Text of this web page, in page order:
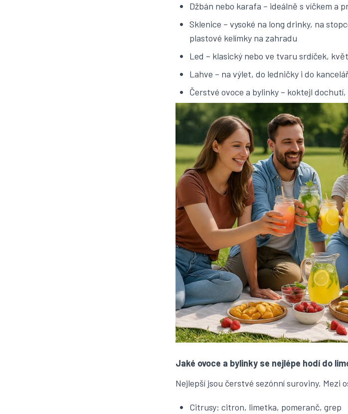
Džbán nebo karafa – ideálně s víčkem a
Sklenice – vysoké na long drinky, na
plastové kelímky na zahradu
Led – klasický nebo ve tvaru srdíček,
Lahve – na výlet, do ledničky i do
Čerstvé ovoce a bylinky – koktejl
Jaké ovoce a bylinky se nejlépe hodí do
Nejlepší jsou čerstvé sezónní suroviny. Mezi
Citrusy: citron, limetka, pomeranč, grep